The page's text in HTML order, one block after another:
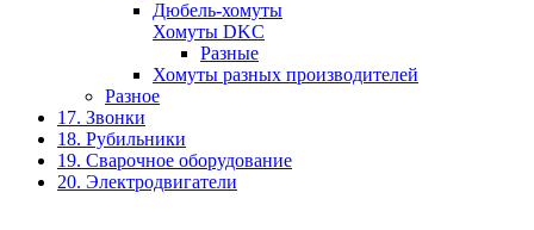
Дюбель-хомуты
Хомуты DKC
Разные
Хомуты разных производителей
Разное
17. Звонки
18. Рубильники
19. Сварочное оборудование
20. Электродвигатели